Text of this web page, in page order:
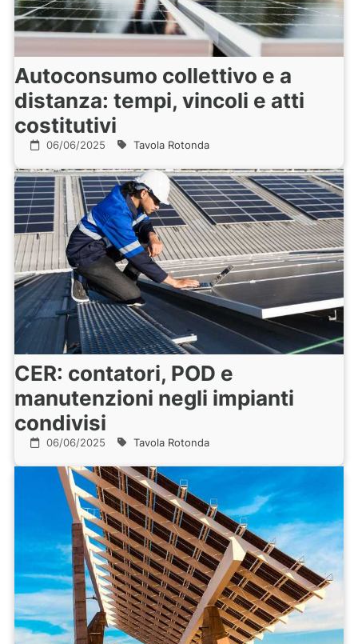
Autoconsumo collettivo e a
distanza: tempi, vincoli e atti
costitutivi
06/06/2025 Tavola Rotonda
CER: contatori, POD e
manutenzioni negli impianti
condivisi
06/06/2025 Tavola Rotonda